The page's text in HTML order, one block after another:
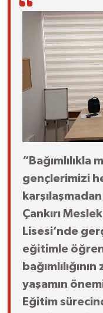
gençlerimizi
Çankırı
Lisesi’nde
eğitimle
yaşamın
Eğitim